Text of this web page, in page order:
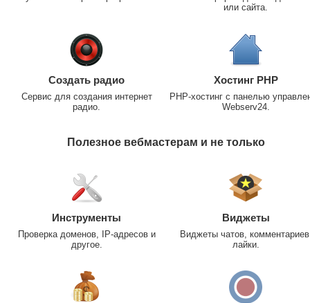
или сайта.
Создать радио
Сервис для создания интернет
радио.
Хостинг PHP
PHP-хостинг с панелью
Webserv24.
Полезное вебмастерам и не только
Инструменты
Проверка доменов, IP-адресов и
другое.
Виджеты
Виджеты чатов,
лайки.